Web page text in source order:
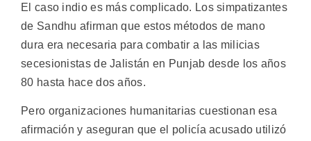
El caso indio es más complicado. Los simpatizantes
de Sandhu afirman que estos métodos de mano
dura era necesaria para combatir a las milicias
secesionistas de Jalistán en Punjab desde los años
80 hasta hace dos años.
Pero organizaciones humanitarias cuestionan esa
afirmación y aseguran que el policía acusado utilizó